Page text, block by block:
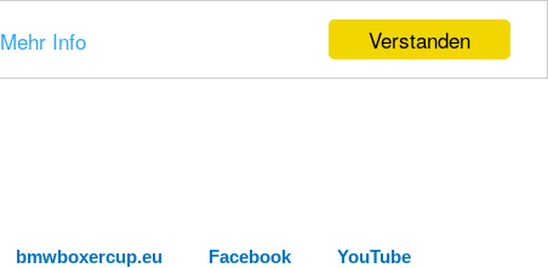
Verstanden
Mehr Info
bmwboxercup.eu Facebook YouTube